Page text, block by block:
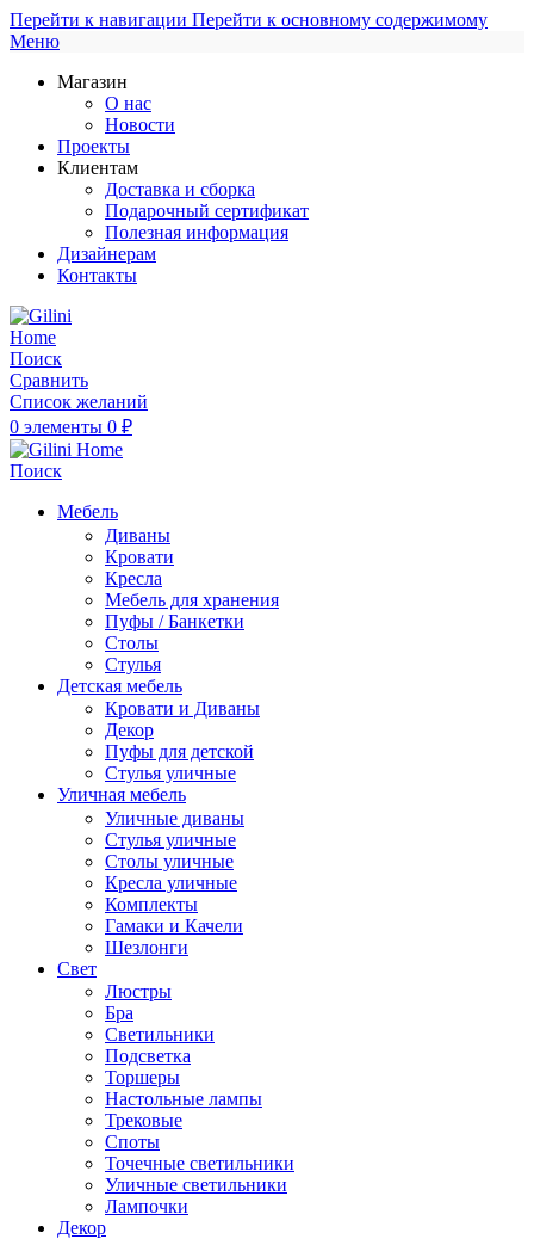
Перейти к навигации Перейти к основному содержимому
Меню
Магазин
О нас
Новости
Проекты
Клиентам
Доставка и сборка
Подарочный сертификат
Полезная информация
Дизайнерам
Контакты
Поиск
Сравнить
Список желаний
0 элементы 0 ₽
Поиск
Мебель
Диваны
Кровати
Кресла
Мебель для хранения
Пуфы / Банкетки
Столы
Стулья
Детская мебель
Кровати и Диваны
Декор
Пуфы для детской
Стулья уличные
Уличная мебель
Уличные диваны
Стулья уличные
Столы уличные
Кресла уличные
Комплекты
Гамаки и Качели
Шезлонги
Свет
Люстры
Бра
Светильники
Подсветка
Торшеры
Настольные лампы
Трековые
Споты
Точечные светильники
Уличные светильники
Лампочки
Декор